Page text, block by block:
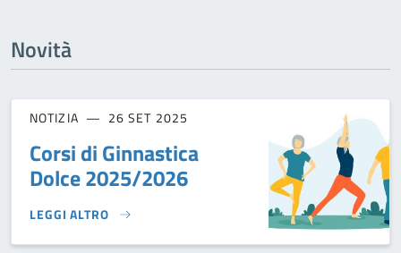
Novità
NOTIZIA 26 SET 2025
Corsi di Ginnastica
Dolce 2025/2026
LEGGI ALTRO
CORSI DI GINNASTICA DOLCE 2025/2026}